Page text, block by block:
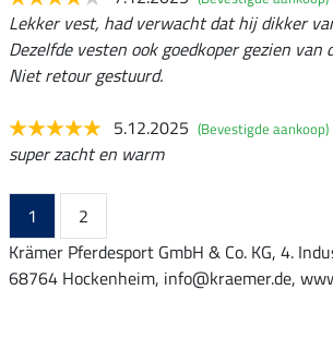
Lekker vest, had verwacht dat hij dikker
Dezelfde vesten ook goedkoper gezien
Niet retour gestuurd.
5.12.2025 (Bevestigde aankoop)
super zacht en warm
1
2
Krämer Pferdesport GmbH & Co. KG, 4.
68764 Hockenheim, info@kraemer.de,